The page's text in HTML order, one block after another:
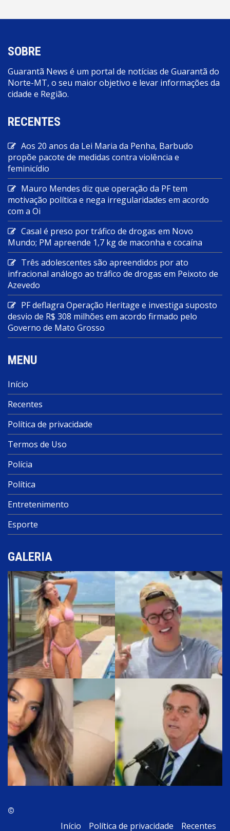
SOBRE
Guarantã News é um portal de notícias de Guarantã do
Norte-MT, o seu maior objetivo e levar informações da
cidade e Região.
RECENTES
Aos 20 anos da Lei Maria da Penha, Barbudo
propõe pacote de medidas contra violência e
feminicídio
Mauro Mendes diz que operação da PF tem
motivação política e nega irregularidades em acordo
com a Oi
Casal é preso por tráfico de drogas em Novo
Mundo; PM apreende 1,7 kg de maconha e cocaína
Três adolescentes são apreendidos por ato
infracional análogo ao tráfico de drogas em Peixoto de
Azevedo
PF deflagra Operação Heritage e investiga suposto
desvio de R$ 308 milhões em acordo firmado pelo
Governo de Mato Grosso
MENU
Início
Recentes
Política de privacidade
Termos de Uso
Polícia
Política
Entretenimento
Esporte
GALERIA
©
Início Política de privacidade Recentes